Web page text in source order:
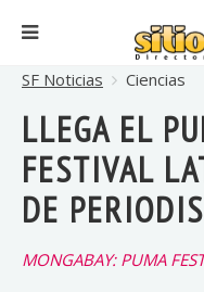
SF Noticias Ciencias
LLEGA EL
FESTIVAL
DE
MONGABAY: PUMA FEST